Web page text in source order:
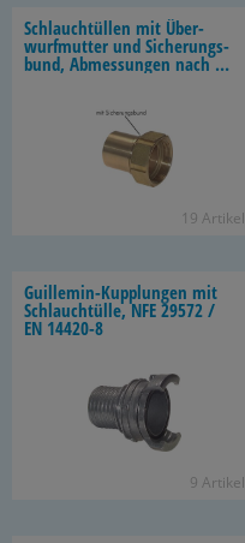
Schlauch­tül­len mit Über­
wurf­mut­ter und Si­che­rungs­
bund, Ab­mes­sun­gen nach EN
19 Ar­ti­kel
Guillemin-​Kupplungen mit
Schlauch­tül­le, NFE 29572 /
EN 14420-​8
9 Ar­ti­kel